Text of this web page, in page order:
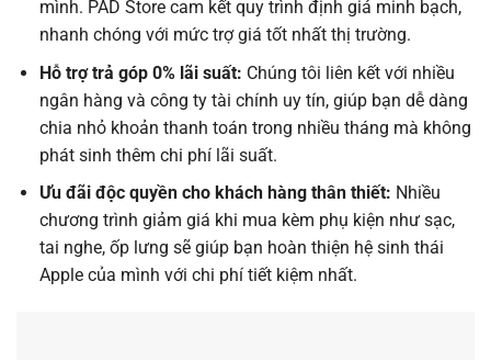
mình. PAD Store cam kết quy trình định giá minh bạch,
nhanh chóng với mức trợ giá tốt nhất thị trường.
Hỗ trợ trả góp 0% lãi suất: Chúng tôi liên kết với nhiều
ngân hàng và công ty tài chính uy tín, giúp bạn dễ dàng
chia nhỏ khoản thanh toán trong nhiều tháng mà không
phát sinh thêm chi phí lãi suất.
Ưu đãi độc quyền cho khách hàng thân thiết: Nhiều
chương trình giảm giá khi mua kèm phụ kiện như sạc,
tai nghe, ốp lưng sẽ giúp bạn hoàn thiện hệ sinh thái
Apple của mình với chi phí tiết kiệm nhất.